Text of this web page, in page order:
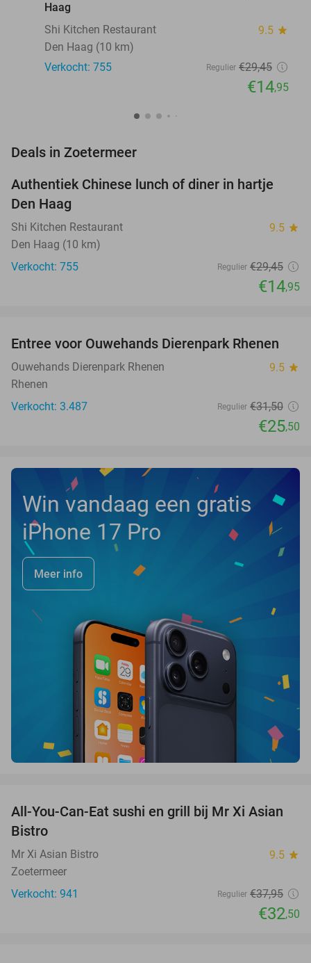
Haag
Shi Kitchen Restaurant
9.5 star
Den Haag (10 km)
Verkocht: 755
Regulier €29,45
€14,95
Deals in Zoetermeer
49%
Authentiek Chinese lunch of diner in hartje
Den Haag
Shi Kitchen Restaurant 9.5 star
Den Haag (10 km)
Verkocht: 755
Regulier €29,45
€14,95
19%
TODAY
Entree voor Ouwehands Dierenpark Rhenen
Ouwehands Dierenpark Rhenen 9.5 star
Rhenen
Verkocht: 3.487
Regulier €31,50
€25,50
Win vandaag een gratis
iPhone 17 Pro
Meer info
14%
All-You-Can-Eat sushi en grill bij Mr Xi Asian
Bistro
Mr Xi Asian Bistro 9.5 star
Zoetermeer
Verkocht: 941
Regulier €37,95
€32,50